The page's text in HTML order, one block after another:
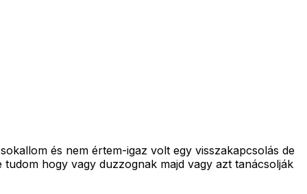
és nem értem-igaz volt egy visszakapcsolás de
hogy vagy duzzognak majd vagy azt tanácsolják